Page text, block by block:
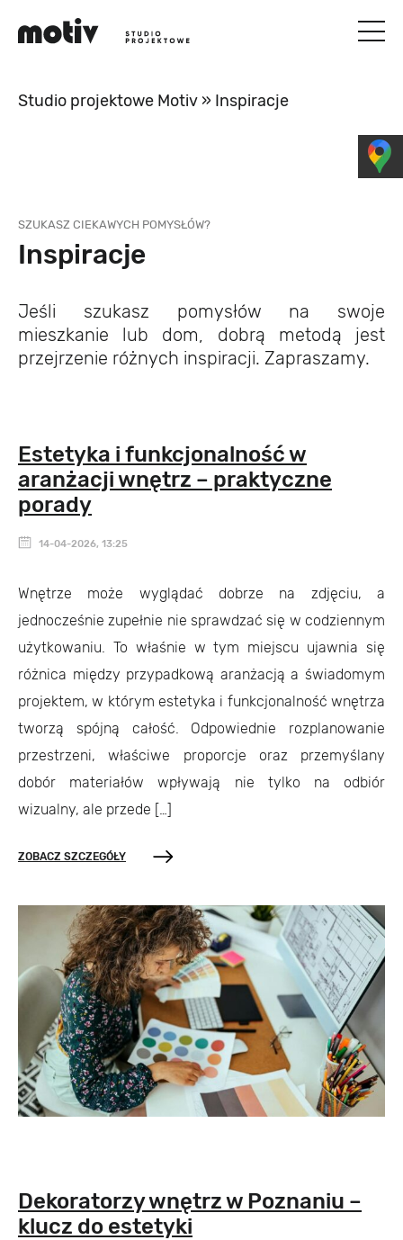
Studio projektowe Motiv » Inspiracje
SZUKASZ CIEKAWYCH POMYSŁÓW?
Inspiracje
Jeśli szukasz pomysłów na swoje
mieszkanie lub dom, dobrą metodą jest
przejrzenie różnych inspiracji. Zapraszamy.
Estetyka i funkcjonalność w
aranżacji wnętrz – praktyczne
porady
14-04-2026, 13:25
Wnętrze może wyglądać dobrze na zdjęciu, a
jednocześnie zupełnie nie sprawdzać się w codziennym
użytkowaniu. To właśnie w tym miejscu ujawnia się
różnica między przypadkową aranżacją a świadomym
projektem, w którym estetyka i funkcjonalność wnętrza
tworzą spójną całość. Odpowiednie rozplanowanie
przestrzeni, właściwe proporcje oraz przemyślany
dobór materiałów wpływają nie tylko na odbiór
wizualny, ale przede […]
ZOBACZ SZCZEGÓŁY
Dekoratorzy wnętrz w Poznaniu –
klucz do estetyki